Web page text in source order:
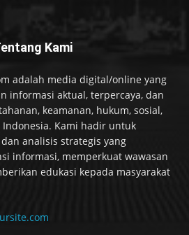
Kami
adalah media digital/online yang
informasi aktual, terpercaya, dan
keamanan, hukum, sosial,
Kami hadir untuk
analisis strategis yang
informasi, memperkuat wawasan
edukasi kepada masyarakat